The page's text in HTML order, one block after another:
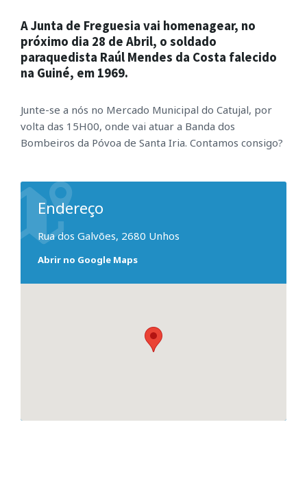
A Junta de Freguesia vai homenagear, no
próximo dia 28 de Abril, o soldado
paraquedista Raúl Mendes da Costa falecido
na Guiné, em 1969.
Junte-se a nós no Mercado Municipal do Catujal, por
volta das 15H00, onde vai atuar a Banda dos
Bombeiros da Póvoa de Santa Iria. Contamos consigo?
Endereço
Rua dos Galvões, 2680 Unhos
Abrir no Google Maps